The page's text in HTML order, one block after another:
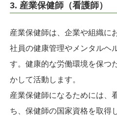
3. 産業保健師（看護師）
産業保健師は、企業や組織に
社員の健康管理やメンタルヘ
す。健康的な労働環境を保つ
かして活動します。
産業保健師になるためには、
ち、保健師の国家資格を取得